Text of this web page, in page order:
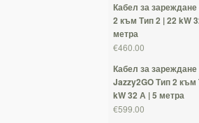
Кабел за зареждане
2 към Тип 2 | 22 kW
метра
€460.00
Кабел за зареждане
Jazzy2GO Тип 2 към
kW 32 А | 5 метра
€599.00